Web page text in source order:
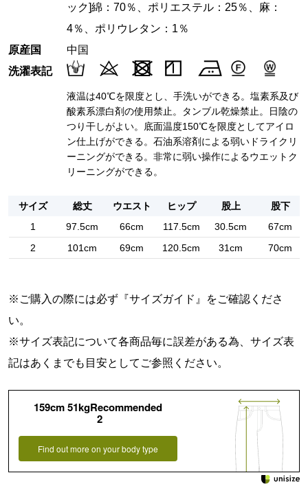
ック]綿：70％、ポリエステル：25％、麻：
4％、ポリウレタン：1％
原産国
中国
洗濯表記
液温は40℃を限度とし、手洗いができる。塩素系及び
酸素系漂白剤の使用禁止。タンブル乾燥禁止。日陰の
つり干しがよい。底面温度150℃を限度としてアイロ
ン仕上げができる。石油系溶剤による弱いドライクリ
ーニングができる。非常に弱い操作によるウエットク
リーニングができる。
サイズ 総丈 ウエスト ヒップ 股上
股下
1
97.5cm 66cm 117.5cm 30.5cm
67cm
2
101cm 69cm 120.5cm 31cm 70cm
※ご購入の際には必ず『サイズガイド 』をご確認くださ
い。
※サイズ表記について各商品毎に誤差がある為、サイズ表
記はあくまでも目安としてご参照ください。
159cm 51kgRecommended
2
Find out more on your body type